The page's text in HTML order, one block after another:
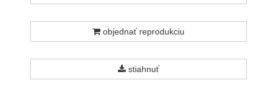
objednať reprodukciu
stiahnuť